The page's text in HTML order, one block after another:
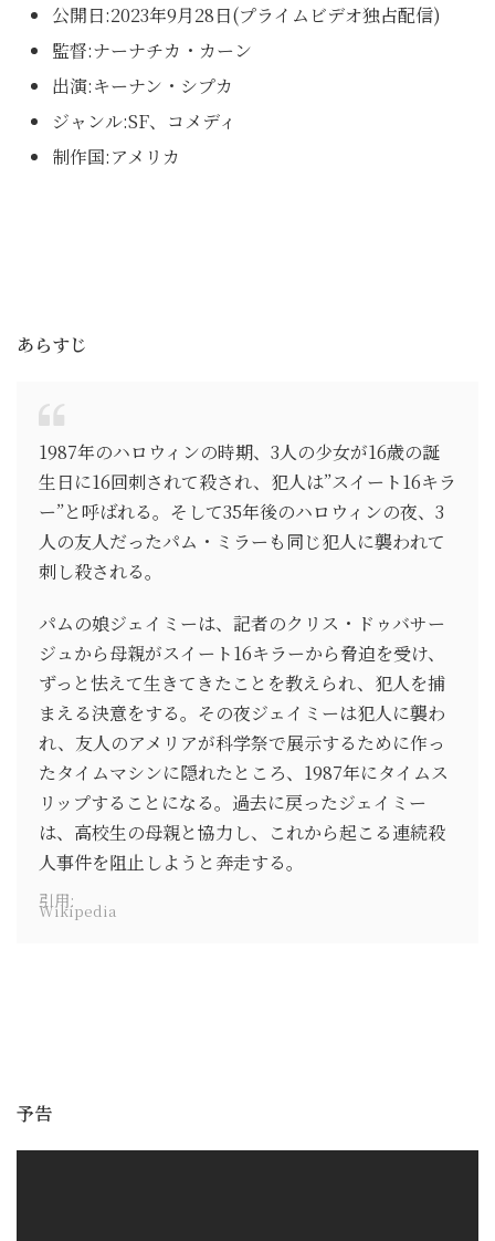
公開日:2023年9月28日(プライムビデオ独占配信)
監督:ナーナチカ・カーン
出演:キーナン・シプカ
ジャンル:SF、コメディ
制作国:アメリカ
あらすじ
1987年のハロウィンの時期、3人の少女が16歳の誕
生日に16回刺されて殺され、犯人は”スイート16キラ
ー”と呼ばれる。そして35年後のハロウィンの夜、3
人の友人だったパム・ミラーも同じ犯人に襲われて
刺し殺される。
パムの娘ジェイミーは、記者のクリス・ドゥバサー
ジュから母親がスイート16キラーから脅迫を受け、
ずっと怯えて生きてきたことを教えられ、犯人を捕
まえる決意をする。その夜ジェイミーは犯人に襲わ
れ、友人のアメリアが科学祭で展示するために作っ
たタイムマシンに隠れたところ、1987年にタイムス
リップすることになる。過去に戻ったジェイミー
は、高校生の母親と協力し、これから起こる連続殺
人事件を阻止しようと奔走する。
引用:
Wikipedia
予告